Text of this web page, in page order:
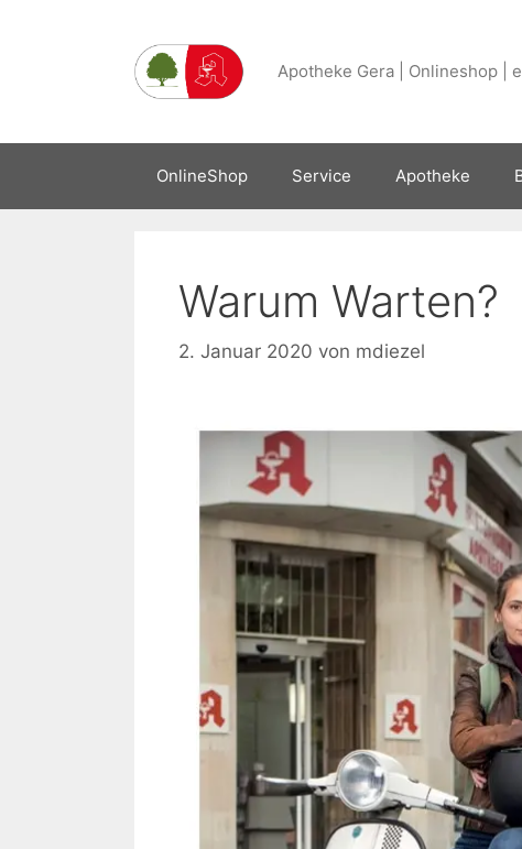
Apotheke Gera | Onlineshop |
OnlineShop Service Apotheke
Warum Warten?
2. Januar 2020 von mdiezel